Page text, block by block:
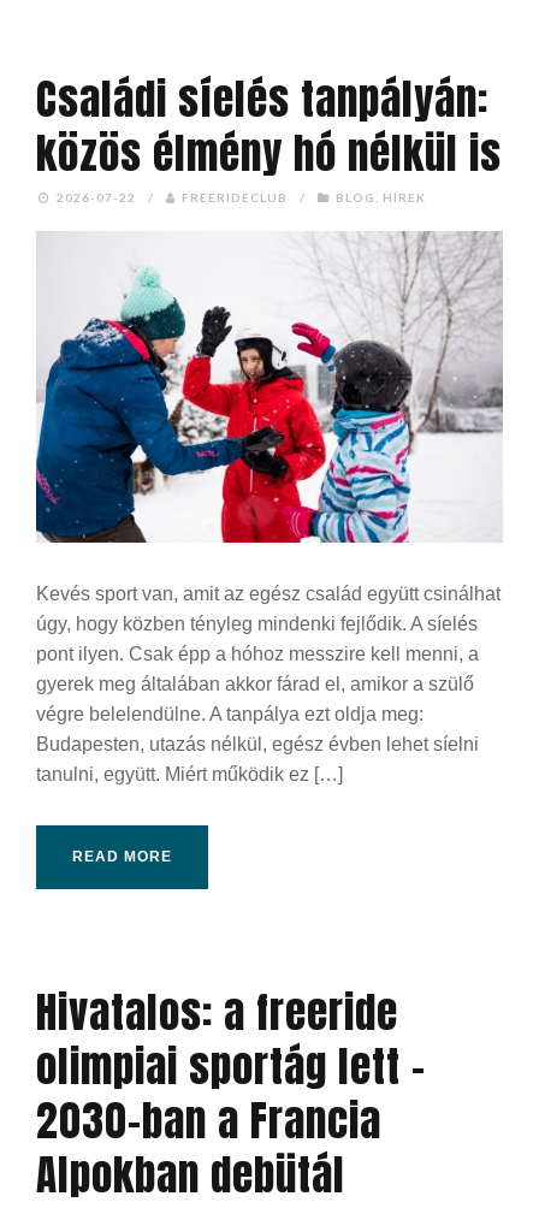
Családi síelés tanpályán:
közös élmény hó nélkül is
2026-07-22 / FREERIDECLUB / BLOG HÍREK
Kevés sport van, amit az egész család együtt csinálhat
úgy, hogy közben tényleg mindenki fejlődik. A síelés
pont ilyen. Csak épp a hóhoz messzire kell menni, a
gyerek meg általában akkor fárad el, amikor a szülő
végre belelendülne. A tanpálya ezt oldja meg:
Budapesten, utazás nélkül, egész évben lehet síelni
tanulni, együtt. Miért működik ez […]
READ MORE
Hivatalos: a freeride
olimpiai sportág lett –
2030-ban a Francia
Alpokban debütál